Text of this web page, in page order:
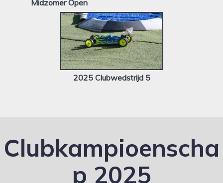
Midzomer Open
2025 Clubwedstrijd 5
Clubkampioenscha
p 2025